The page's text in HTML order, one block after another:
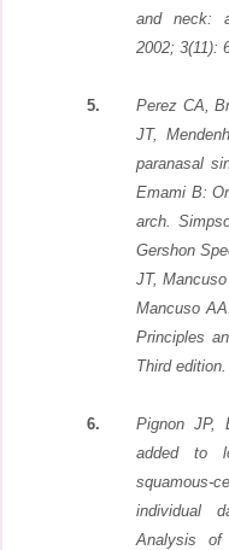
and neck:
2002; 3(11):
5.
Perez CA,
JT,
paranasal
Emami B:
arch.
Gershon
JT,
Mancuso
Principles
Third
6.
Pignon JP,
added to
squamous-
individual
Analysis of